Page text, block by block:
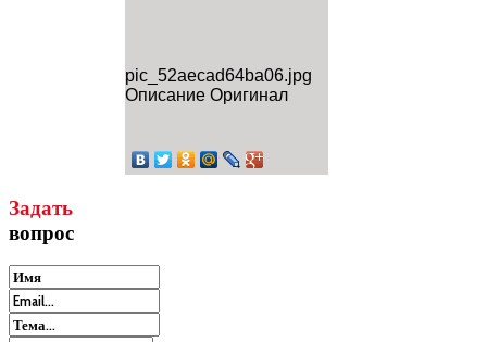
pic_52aecad64ba06.jpg
ОписаниеОригинал
Задать
вопрос